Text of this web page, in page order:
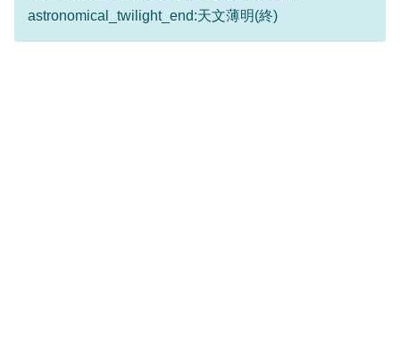
astronomical_twilight_end:天文薄明(終)